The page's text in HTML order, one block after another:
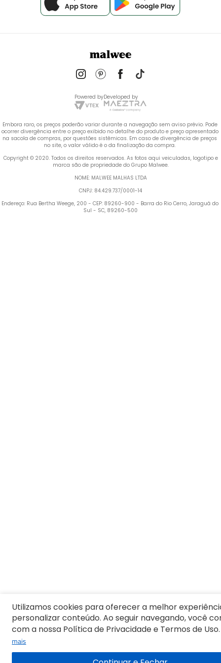
Powered byDeveloped by
Embora raro, os preços poderão variar durante a navegação sem aviso prévio. Pode
ocorrer divergência entre o preço exibido no detalhe do produto e preço apresentado
na sacola de compras, por questões sistêmicas. Em caso de divergência de preços
no site, o valor válido é o da finalização da compra.
marca são de propriedade do Grupo Malwee.
NOME: MALWEE MALHAS LTDA
CNPJ: 84.429.737/0001-14
Endereço: Rua Bertha Weege, 200 - CEP: 89260-900 - Barra do Rio Cerro, Jaraguá do
Sul - SC, 89260-500
Utilizamos cookies para oferecer a melhor
personalizar conteúdo. Ao seguir navegando, você
com a nossa Política de Privacidade e Termos de Uso.
mais